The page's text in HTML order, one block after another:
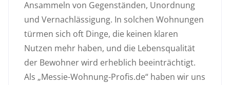
Ansammeln von Gegenständen, Unordnung
und Vernachlässigung. In solchen Wohnungen
türmen sich oft Dinge, die keinen klaren
Nutzen mehr haben, und die Lebensqualität
der Bewohner wird erheblich beeinträchtigt.
Als „Messie-Wohnung-Profis.de“ haben wir uns